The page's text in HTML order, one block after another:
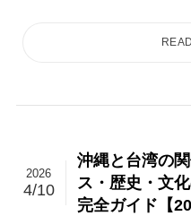
沖縄と台湾の
ス・歴史・文
完全ガイド【
2026
4/10